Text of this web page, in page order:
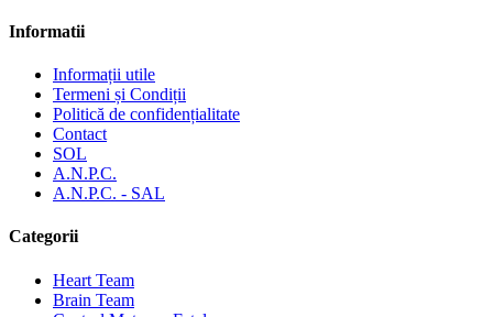
Informatii
Informații utile
Termeni și Condiții
Politică de confidențialitate
Contact
SOL
A.N.P.C.
A.N.P.C. - SAL
Categorii
Heart Team
Brain Team